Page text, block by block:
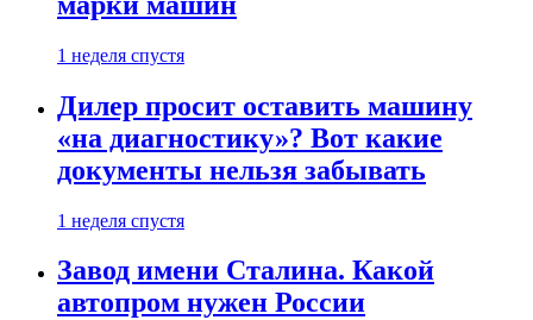
1 неделя спустя
Дилер просит оставить машину
«на диагностику»? Вот какие
документы нельзя забывать
1 неделя спустя
Завод имени Сталина. Какой
автопром нужен России